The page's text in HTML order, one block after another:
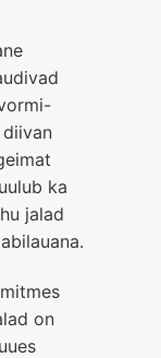
ka
jalad
on